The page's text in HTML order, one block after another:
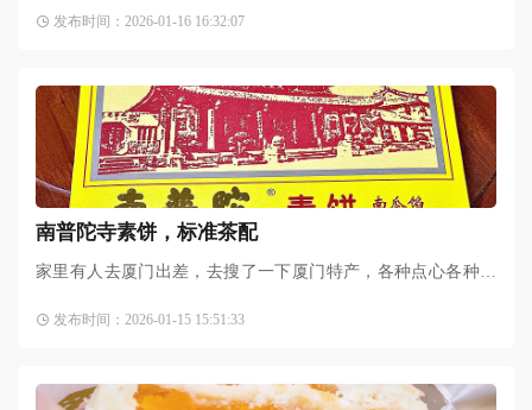
程序下单了红豆、南瓜、
发布时间：2026-01-16 16:32:07
南普陀寺素饼，标准茶配
家里有人去厦门出差，去搜了一下厦门特产，各种点心各种饼
配。然后在评论区摸到了各
发布时间：2026-01-15 15:51:33